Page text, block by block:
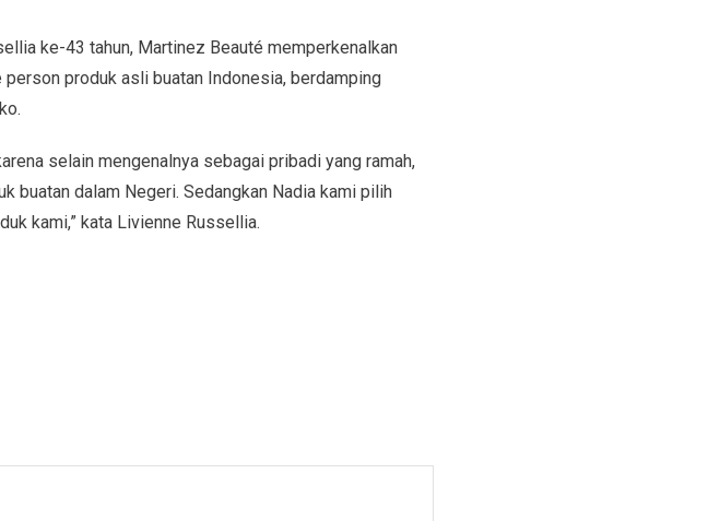
ke-43 tahun, Martinez Beauté memperkenalkan
produk asli buatan Indonesia, berdamping
selain mengenalnya sebagai pribadi yang ramah,
buatan dalam Negeri. Sedangkan Nadia kami pilih
kami,” kata Livienne Russellia.